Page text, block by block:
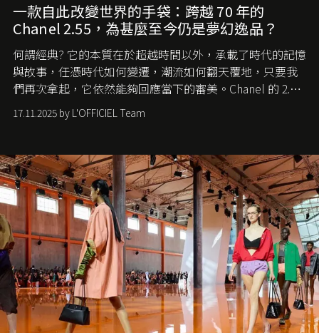
一款自此改變世界的手袋：跨越 70 年的
Chanel 2.55，為甚麼至今仍是夢幻逸品？
何謂經典? 它的本質在於超越時間以外，承載了時代的記憶
與故事，任憑時代如何變遷，潮流如何翻天覆地，只要我
們再次拿起，它依然能夠回應當下的審美。Chanel 的 2.55
手袋更是這樣存在，自問世至今，一直有着舉足輕重的地
位。如果說每個女生的第一個夢想手袋是 Chanel，那 2.55
愛它的雋永與優雅。那麼這個手袋是怎麼誕生的呢？又為
甚麼取名叫 2.55 ？今天就由《L'Officiel HK》帶你穿越流金
歲月，回顧 2.55 的誕生故事。
17.11.2025 by L'OFFICIEL Team